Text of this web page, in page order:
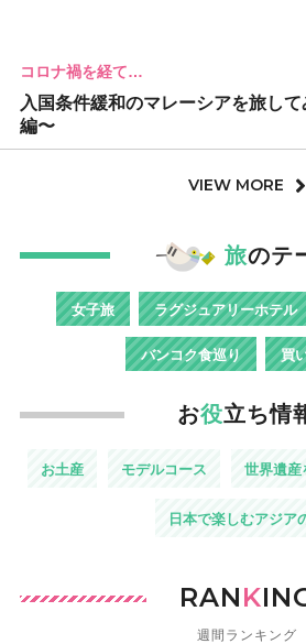
コロナ禍を経て…
入国条件緩和のマレーシアを旅し
編〜
VIEW MORE
旅のテ
女子旅 ラグジュアリーホテル
バンコク食巡り 買
お役立ち情
お土産 モデルコース 世界遺産
日本で楽しむアジア
RANK
週間ランキング